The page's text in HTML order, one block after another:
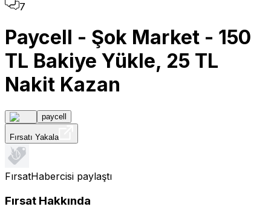
7
Paycell - Şok Market - 150
TL Bakiye Yükle, 25 TL
Nakit Kazan
paycell
Fırsatı Yakala
FırsatHabercisi paylaştı
Fırsat Hakkında